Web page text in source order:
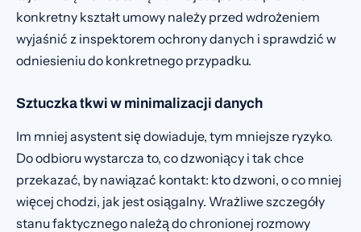
konkretny kształt umowy należy przed wdrożeniem
wyjaśnić z inspektorem ochrony danych i sprawdzić w
odniesieniu do konkretnego przypadku.
Sztuczka tkwi w minimalizacji danych
Im mniej asystent się dowiaduje, tym mniejsze ryzyko.
Do odbioru wystarcza to, co dzwoniący i tak chce
przekazać, by nawiązać kontakt: kto dzwoni, o co mniej
więcej chodzi, jak jest osiągalny. Wrażliwe szczegóły
stanu faktycznego należą do chronionej rozmowy